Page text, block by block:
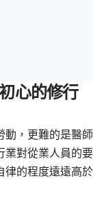
心的修行
動，更難的是醫師
業對從業人員的要
律的程度遠遠高於